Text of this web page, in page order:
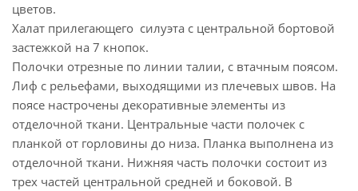
цветов.
Халат прилегающего силуэта с центральной бортовой
застежкой на 7 кнопок.
Полочки отрезные по линии талии, с втачным поясом.
Лиф с рельефами, выходящими из плечевых швов. На
поясе настрочены декоративные элементы из
отделочной ткани. Центральные части полочек с
планкой от горловины до низа. Планка выполнена из
отделочной ткани. Нижняя часть полочки состоит из
трех частей центральной средней и боковой. В